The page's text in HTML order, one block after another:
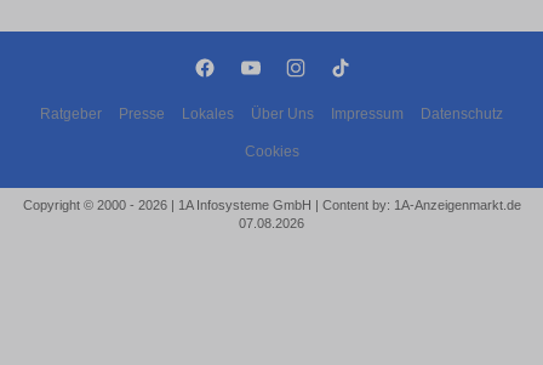
Ratgeber Presse Lokales Über Uns Impressum Datenschutz
Cookies
Copyright © 2000 - 2026 | 1A Infosysteme GmbH | Content by: 1A-Anzeigenmarkt.de
07.08.2026